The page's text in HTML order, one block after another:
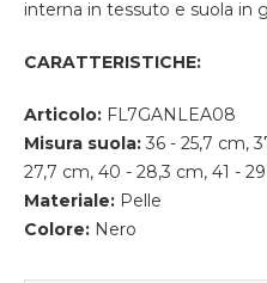
interna in tessuto e suola in
CARATTERISTICHE:
Articolo: FL7GANLEA08
Misura suola: 36 - 25,7 cm,
27,7 cm, 40 - 28,3 cm, 41 -
Materiale: Pelle
Colore: Nero